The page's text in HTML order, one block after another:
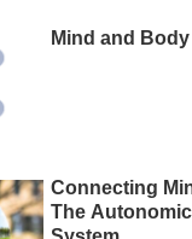
Mind and Body
Connecting
The